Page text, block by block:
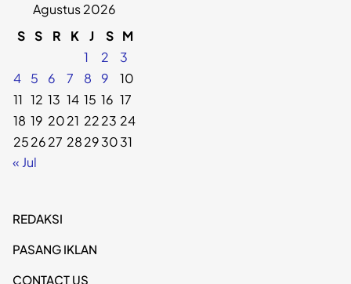
Agustus 2026
S S R K J S M
1
2
3
4
5 6 7 8 9
10
11 12 13 14 15 16 17
18 19 2021 2223 24
252627 28293031
« Jul
REDAKSI
PASANG IKLAN
CONTACT US